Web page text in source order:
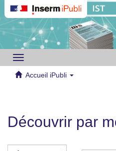
Toggle
navigation
Accueil iPubli
Découvrir par